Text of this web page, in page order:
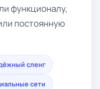
функционалу,
постоянную
сленг
сети